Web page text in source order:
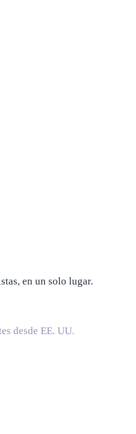
en un solo lugar.
desde EE. UU.